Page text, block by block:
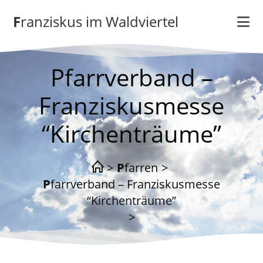
Inhalt
springenFranziskus im Waldviertel
Pfarrverband –
Franziskusmesse
“Kirchenträume”
> Pfarren >
Pfarrverband – Franziskusmesse
“Kirchenträume”
>